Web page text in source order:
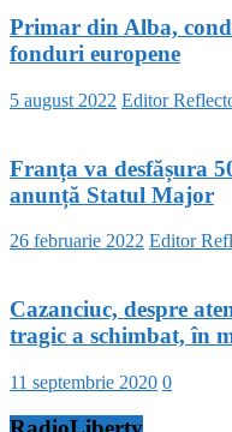
Primar din Alba,
fonduri europene
5 august 2022 Editor
Franța va desfășura
anunță Statul Major
26 februarie 2022 Editor
Cazanciuc, despre
tragic a schimbat, în
11 septembrie 2020 0